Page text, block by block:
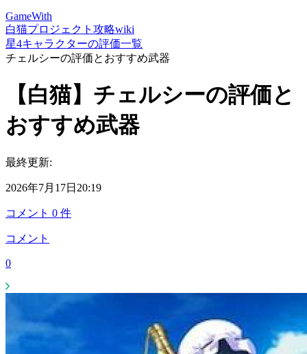
GameWith
白猫プロジェクト攻略wiki
星4キャラクターの評価一覧
チェルシーの評価とおすすめ武器
【白猫】チェルシーの評価と
おすすめ武器
最終更新:
2026年7月17日20:19
コメント 0 件
コメント
0